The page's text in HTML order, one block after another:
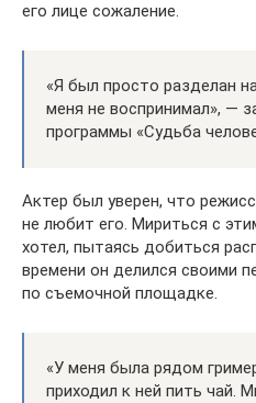
его лице сожаление.
«Я был просто разделан
меня не воспринимал», —
программы «Судьба
Актер был уверен, что
не любит его. Мириться с
хотел, пытаясь добиться
времени он делился своими
по съемочной площадке.
«У меня была рядом
приходил к ней пить чай.